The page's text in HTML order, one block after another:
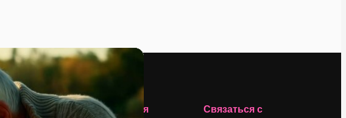
Начать Компания
Связаться с